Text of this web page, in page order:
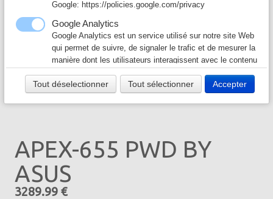
Câble & Connecteur
Logiciel & Papier▼
APEX-655 PWD BY
ASUS
3289.99 €
Google: https://policies.google.com/privacy
Google Analytics
Google Analytics est un service utilisé sur notre site Web
qui permet de suivre, de signaler le trafic et de mesurer la
manière dont les utilisateurs interagissent avec le contenu
meilleurs services.
Google Ad
règles de confidentialité de Google:
https://policies.google.com/technologies/ads?hl=fr
Tout déselectionner Tout sélectionner Accepter